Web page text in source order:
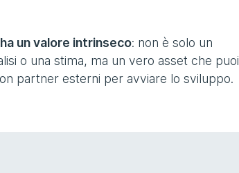
ha un valore intrinseco: non è solo un
o una stima, ma un vero asset che puoi
partner esterni per avviare lo sviluppo.